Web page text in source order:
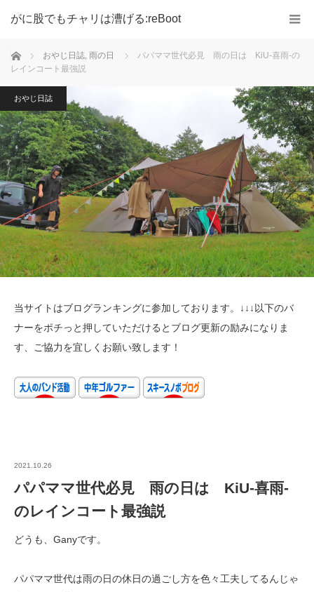
がに股でもチャリは漕げる:reBoot
ホーム おやじ日誌, 雨の日
パパママ世代必見 雨の日は KiU-喜雨-の
レインコート最強説
当サイトはブログランキングに参加しております。↓↓↓以下のバ
ナーをポチっと押していただけるとブログ更新の励みになりま
す、ご協力を宜しくお願い致します！
おやじ日誌
2021.10.26
パパママ世代必見 雨の日は KiU-喜雨-
のレインコート最強説
どうも、Ganyです。
パパママ世代は雨の日の休日の過ごし方を色々工夫してるんじゃ